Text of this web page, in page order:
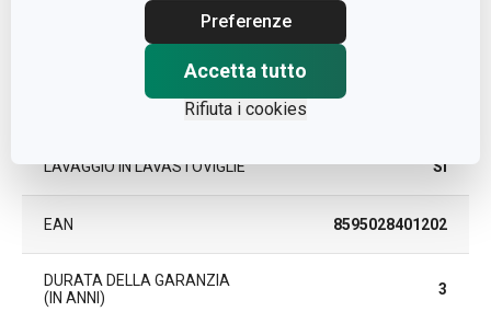
Preferenze
Accetta tutto
Rifiuta i cookies
LAVAGGIO IN LAVASTOVIGLIE Sì
EAN 8595028401202
DURATA DELLA GARANZIA
(IN ANNI)
3